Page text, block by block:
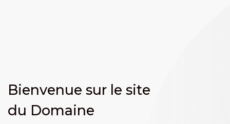
Bienvenue sur le site
du Domaine